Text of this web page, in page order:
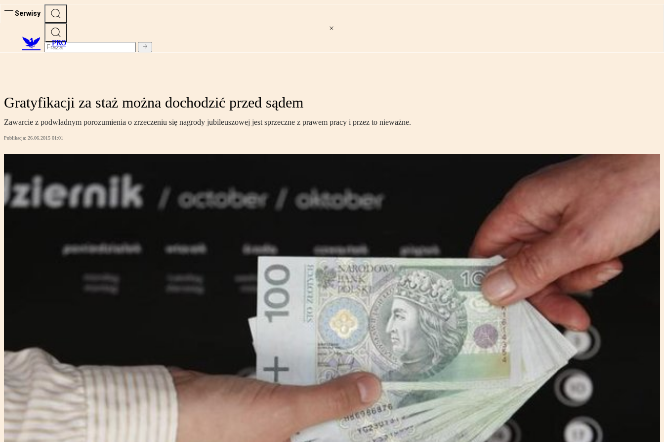
Serwisy
PRO
Gratyfikacji za staż można dochodzić przed sądem
Zawarcie z podwładnym porozumienia o zrzeczeniu się nagrody jubileuszowej jest sprzeczne z prawem pracy i przez to nieważne.
Publikacja: 26.06.2015 01:01